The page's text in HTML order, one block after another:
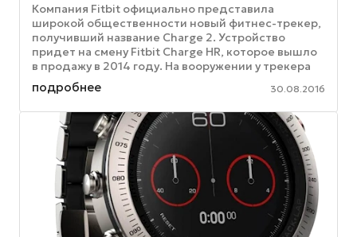
Компания Fitbit официально представила
широкой общественности новый фитнес-трекер,
получивший название Charge 2. Устройство
придет на смену Fitbit Charge HR, которое вышло
в продажу в 2014 году. На вооружении у трекера
находится OLED-экран, ...
подробнее 30.08.2016